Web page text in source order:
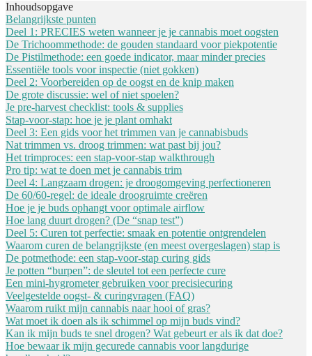
Inhoudsopgave
Belangrijkste punten
Deel 1: PRECIES weten wanneer je je cannabis moet oogsten
De Trichoommethode: de gouden standaard voor piekpotentie
De Pistilmethode: een goede indicator, maar minder precies
Essentiële tools voor inspectie (niet gokken)
Deel 2: Voorbereiden op de oogst en de knip maken
De grote discussie: wel of niet spoelen?
Je pre-harvest checklist: tools & supplies
Stap-voor-stap: hoe je je plant omhakt
Deel 3: Een gids voor het trimmen van je cannabisbuds
Nat trimmen vs. droog trimmen: wat past bij jou?
Het trimproces: een stap-voor-stap walkthrough
Pro tip: wat te doen met je cannabis trim
Deel 4: Langzaam drogen: je droogomgeving perfectioneren
De 60/60-regel: de ideale droogruimte creëren
Hoe je je buds ophangt voor optimale airflow
Hoe lang duurt drogen? (De “snap test”)
Deel 5: Curen tot perfectie: smaak en potentie ontgrendelen
Waarom curen de belangrijkste (en meest overgeslagen) stap is
De potmethode: een stap-voor-stap curing gids
Je potten “burpen”: de sleutel tot een perfecte cure
Een mini-hygrometer gebruiken voor precisiecuring
Veelgestelde oogst- & curingvragen (FAQ)
Waarom ruikt mijn cannabis naar hooi of gras?
Wat moet ik doen als ik schimmel op mijn buds vind?
Kan ik mijn buds te snel drogen? Wat gebeurt er als ik dat doe?
Hoe bewaar ik mijn gecurede cannabis voor langdurige